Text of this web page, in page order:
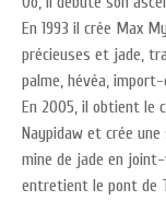
En 1993 il crée Max
précieuses et jade,
palme, hévéa,
En 2005, il obtient le
Naypidaw et crée
mine de jade en
entretient le pont de